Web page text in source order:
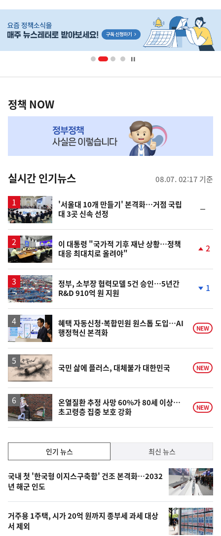
단
영
책
NOW,
뉴
스
정책 NOW
실시간 인기뉴스 08.07. 02:17 기준
'서울대 10개 만들기' 본격화…거점 국립
대 3곳 신속 선정
일
이 대통령 "국가적 기후 재난 상황…정책
대응 최대치로 올려야"
상
2
정부, 소부장 협력모델 5건 승인…5년간
R&D 910억 원 지원
하
락
1
혜택 자동신청·복합민원 원스톱 도입…AI
행정혁신 본격화
NEW
영
상
국민 삶에 플러스, 대체불가 대한민국 NEW
온열질환 추정 사망 60%가 80세 이상…
초고령층 집중 보호 강화
NEW
기,
최
신,
오
늘
인기 뉴스 최신 뉴스
기
뉴
스
국내 첫 '한국형 이지스구축함' 건조 본격화…2032
년 해군 인도
거주용 1주택, 시가 20억 원까지 종부세 과세 대상
서 제외